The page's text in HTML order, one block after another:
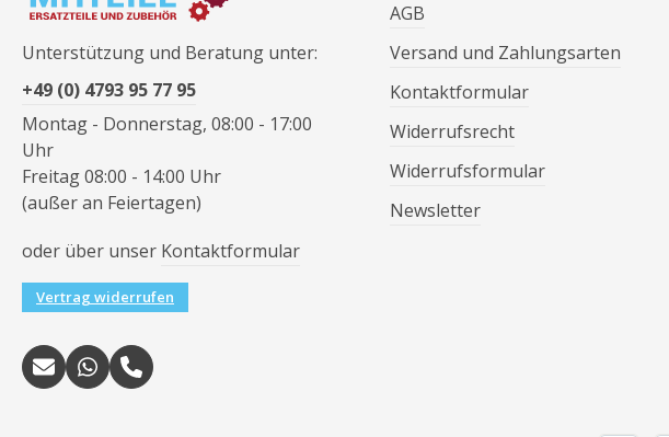
Unterstützung und Beratung unter:
+49 (0) 4793 95 77 95
Montag - Donnerstag, 08:00 - 17:00
Uhr
Freitag 08:00 - 14:00 Uhr
(außer an Feiertagen)
oder über unser Kontaktformular
Vertrag widerrufen
AGB
Versand und Zahlungsarten
Kontaktformular
Widerrufsrecht
Widerrufsformular
Newsletter